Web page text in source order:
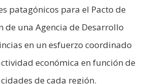
patagónicos para el Pacto de
de una Agencia de Desarrollo
en un esfuerzo coordinado
económica en función de
de cada región.